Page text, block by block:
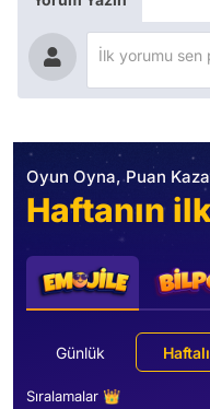
Oyun Oyna, Puan
Haftanın
Günlük
Sıralamalar 👑